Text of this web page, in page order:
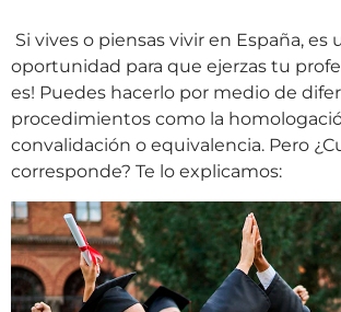
Si vives o piensas vivir en España, es
oportunidad para que ejerzas tu
es! Puedes hacerlo por medio de
procedimientos como la
convalidación o equivalencia. Pero
corresponde? Te lo explicamos: